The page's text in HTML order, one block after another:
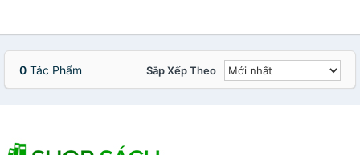
0 Tác Phẩm Sắp Xếp Theo